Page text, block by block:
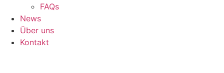
FAQs
News
Über uns
Kontakt